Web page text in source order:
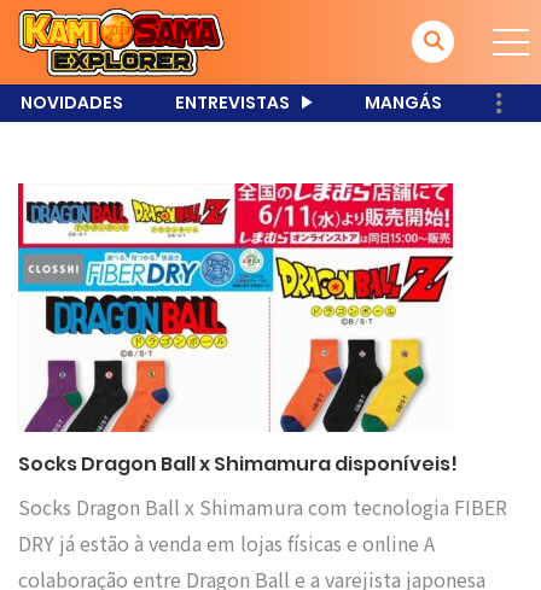
NOVIDADES ENTREVISTAS MANGÁS
Socks Dragon Ball x Shimamura disponíveis!
Socks Dragon Ball x Shimamura com tecnologia FIBER
DRY já estão à venda em lojas físicas e online A
colaboração entre Dragon Ball e a varejista japonesa